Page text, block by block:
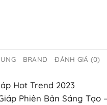
BRAND ĐÁNH GIÁ (0)
Hot Trend 2023
Phiên Bản Sáng Tạo